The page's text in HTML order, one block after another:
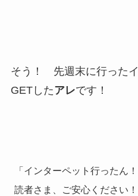
そう！ 先週末に行った
GETしたアレです！
「インターペット行った
読者さま、ご安心ください